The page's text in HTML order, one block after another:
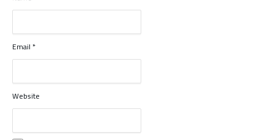
Email*
Website